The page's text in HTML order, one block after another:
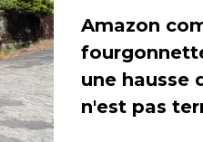
Amazon
une hausse
n'est pas